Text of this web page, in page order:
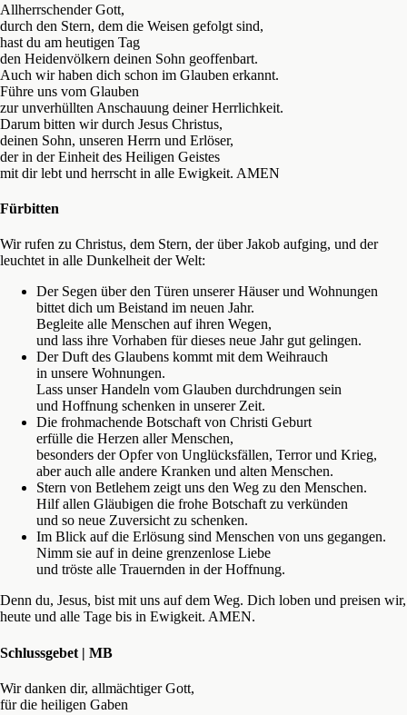
Allherrschender Gott,
durch den Stern, dem die Weisen gefolgt sind,
hast du am heutigen Tag
den Heidenvölkern deinen Sohn geoffenbart.
Auch wir haben dich schon im Glauben erkannt.
Führe uns vom Glauben
zur unverhüllten Anschauung deiner Herrlichkeit.
Darum bitten wir durch Jesus Christus,
deinen Sohn, unseren Herrn und Erlöser,
der in der Einheit des Heiligen Geistes
mit dir lebt und herrscht in alle Ewigkeit. AMEN
Fürbitten
Wir rufen zu Christus, dem Stern, der über Jakob aufging, und der
leuchtet in alle Dunkelheit der Welt:
Der Segen über den Türen unserer Häuser und Wohnungen
bittet dich um Beistand im neuen Jahr.
Begleite alle Menschen auf ihren Wegen,
und lass ihre Vorhaben für dieses neue Jahr gut gelingen.
Der Duft des Glaubens kommt mit dem Weihrauch
in unsere Wohnungen.
Lass unser Handeln vom Glauben durchdrungen sein
und Hoffnung schenken in unserer Zeit.
Die frohmachende Botschaft von Christi Geburt
erfülle die Herzen aller Menschen,
besonders der Opfer von Unglücksfällen, Terror und Krieg,
aber auch alle andere Kranken und alten Menschen.
Stern von Betlehem zeigt uns den Weg zu den Menschen.
Hilf allen Gläubigen die frohe Botschaft zu verkünden
und so neue Zuversicht zu schenken.
Im Blick auf die Erlösung sind Menschen von uns gegangen.
Nimm sie auf in deine grenzenlose Liebe
und tröste alle Trauernden in der Hoffnung.
Denn du, Jesus, bist mit uns auf dem Weg. Dich loben und preisen wir,
heute und alle Tage bis in Ewigkeit. AMEN.
Schlussgebet | MB
Wir danken dir, allmächtiger Gott,
für die heiligen Gaben